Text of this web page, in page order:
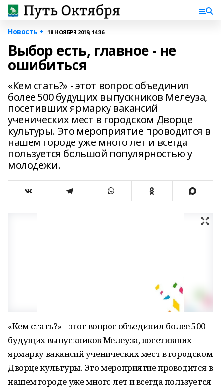
Новость + 18 НОЯБРЯ 2019, 14:36
Выбор есть, главное - не
ошибиться
«Кем стать?» - этот вопрос объединил
более 500 будущих выпускников Мелеуза,
посетивших ярмарку вакансий
ученических мест в городском Дворце
культуры. Это мероприятие проводится в
нашем городе уже много лет и всегда
пользуется большой популярностью у
молодежи.
«Кем стать?» - этот вопрос объединил более 500
будущих выпускников Мелеуза, посетивших
ярмарку вакансий ученических мест в городском
Дворце культуры. Это мероприятие проводится в
нашем городе уже много лет и всегда пользуется